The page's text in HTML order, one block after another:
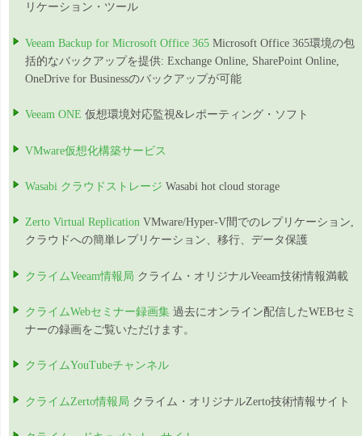
リケーション・ツール
Veeam Backup for Microsoft Office 365 Microsoft Office 365環境の包
括的なバックアップを提供: Exchange Online, SharePoint Online,
OneDrive for Businessのバックアップが可能
Veeam ONE 仮想環境対応監視&レポーティング・ソフト
VMware仮想化構築サービス
Wasabi クラウドストレージ Wasabi hot cloud storage
Zerto Virtual Replication VMware/Hyper-V間でのレプリケーション,
クラウドへの簡単レプリケーション、移行、データ保護
クライムVeeam情報局 クライム・オリジナルVeeam技術情報満載
クライムWebセミナー録画集 過去にオンライン配信したWEBセミ
ナーの録画をご覧いただけます。
クライムYouTubeチャンネル
クライムZerto情報局 クライム・オリジナルZerto技術情報サイト